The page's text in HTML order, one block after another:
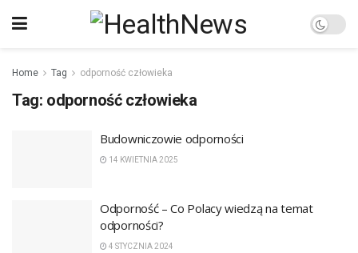
Home Tag odporność człowieka
Tag: odporność człowieka
Budowniczowie odporności
14 KWIETNIA 2025
Odporność – Co Polacy wiedzą na temat
odporności?
4 STYCZNIA 2024